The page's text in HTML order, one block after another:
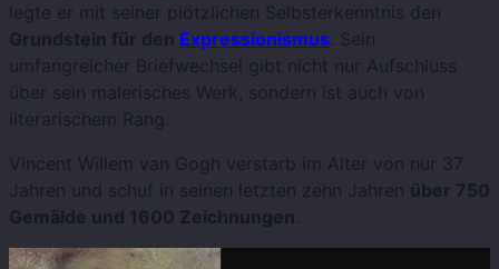
legte er mit seiner plötzlichen Selbsterkenntnis den
Grundstein für den Expressionismus. Sein
umfangreicher Briefwechsel gibt nicht nur Aufschluss
über sein malerisches Werk, sondern ist auch von
literarischem Rang.
Vincent Willem van Gogh verstarb im Alter von nur 37
Jahren und schuf in seinen letzten zehn Jahren über 750
Gemälde und 1600 Zeichnungen.